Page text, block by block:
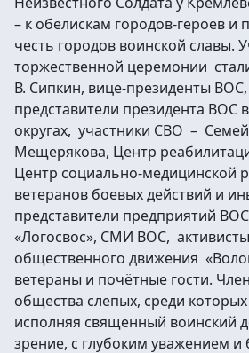
– к обелискам городов-героев и
честь городов воинской славы.
торжественной церемонии
В. Сипкин, вице-президенты
представители президента ВОС
округах, участники СВО –
Мещерякова, Центр
Центр социально-медицинской
ветеранов боевых действий и
представители предприятий
«Логосвос», СМИ ВОС,
общественного движения
ветераны и почётные гости.
общества слепых, среди
исполняя священный воинский
зрение, с глубоким уважением и